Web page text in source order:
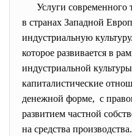
Услуги современного
в странах Западной
индустриальную
которое развивается в
индустриальной
капиталистические
денежной форме, с
развитием частной
на средства